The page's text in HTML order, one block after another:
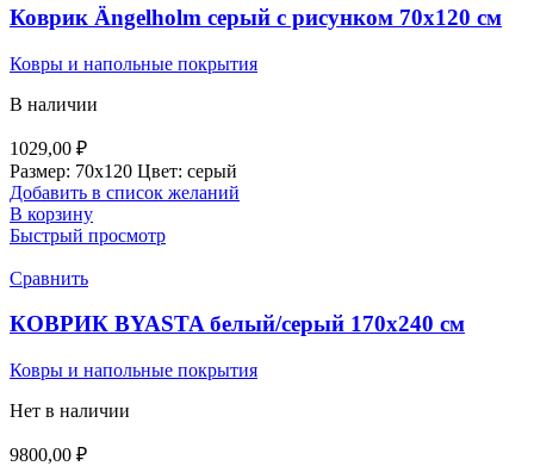
Коврик Ängelholm серый с рисунком 70х120 см
Ковры и напольные покрытия
В наличии
1029,00 ₽
Размер: 70х120 Цвет: серый
Добавить в список желаний
В корзину
Быстрый просмотр
Сравнить
КОВРИК BYASTA белый/серый 170х240 см
Ковры и напольные покрытия
Нет в наличии
9800,00 ₽